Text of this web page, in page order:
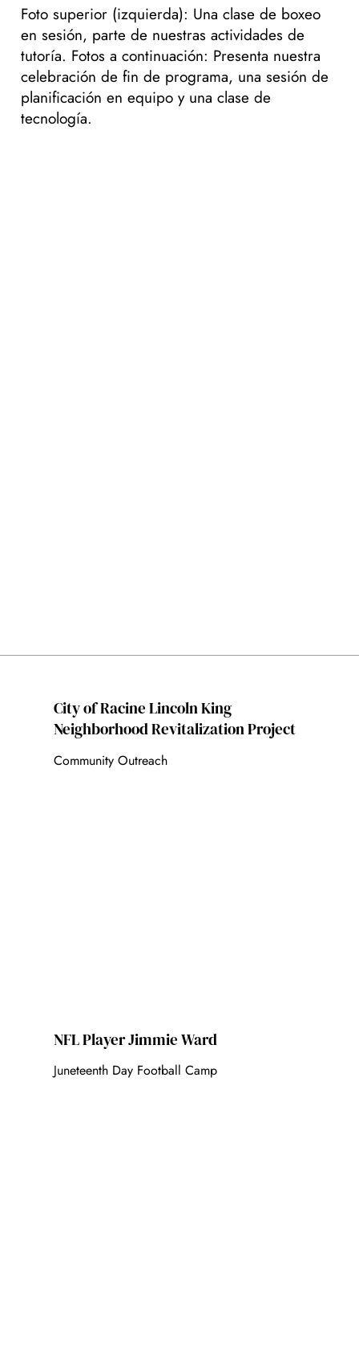
Foto superior (izquierda): Una clase de boxeo
en sesión, parte de nuestras actividades de
tutoría. Fotos a continuación: Presenta nuestra
celebración de fin de programa, una sesión de
planificación en equipo y una clase de
tecnología.
City of Racine Lincoln King
Neighborhood Revitalization Project
Community Outreach
NFL Player Jimmie Ward
Juneteenth Day Football Camp